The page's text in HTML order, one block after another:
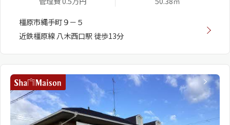
橿原市縄手町９－５
近鉄橿原線 八木西口駅 徒歩13分